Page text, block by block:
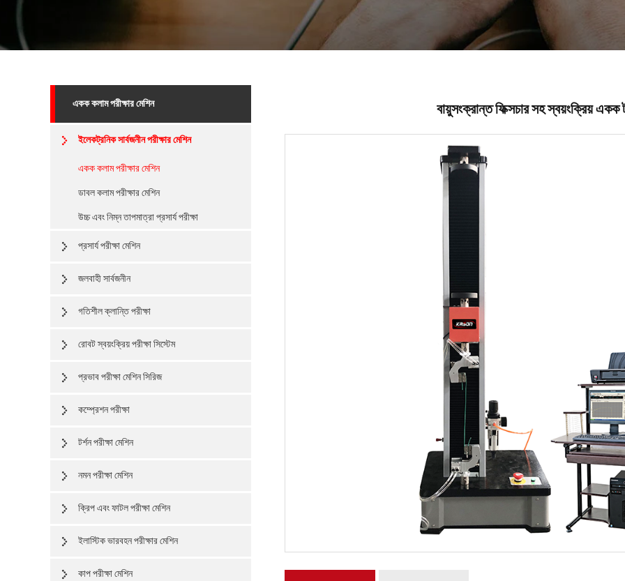
একক কলাম পরীক্ষার মেশিন
ইলেকট্রনিক সার্বজনীন পরীক্ষার মেশিন
একক কলাম পরীক্ষার মেশিন
ডাবল কলাম পরীক্ষার মেশিন
উচ্চ এবং নিম্ন তাপমাত্রা প্রসার্য পরীক্ষা
প্রসার্য পরীক্ষা মেশিন
জলবাহী সার্বজনীন
গতিশীল ক্লান্তি পরীক্ষা
রোবট স্বয়ংক্রিয় পরীক্ষা সিস্টেম
প্রভাব পরীক্ষা মেশিন সিরিজ
কম্প্রেশন পরীক্ষা
টর্শন পরীক্ষা মেশিন
নমন পরীক্ষা মেশিন
ক্রিপ এবং ফাটল পরীক্ষা মেশিন
ইলাস্টিক ভারবহন পরীক্ষার মেশিন
কাপ পরীক্ষা মেশিন
বায়ুসংক্রান্ত ফিক্সচার সহ স্বয়ংক্রিয় একক